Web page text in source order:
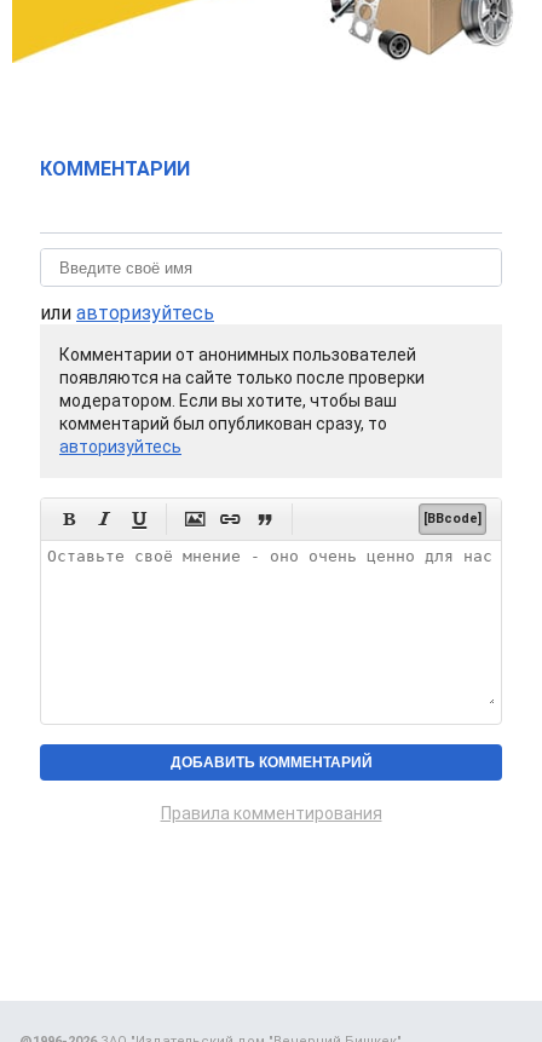
КОММЕНТАРИИ
или авторизуйтесь
Комментарии от анонимных пользователей
появляются на сайте только после проверки
модератором. Если вы хотите, чтобы ваш
комментарий был опубликован сразу, то
авторизуйтесь
      [BBcode]
Правила комментирования